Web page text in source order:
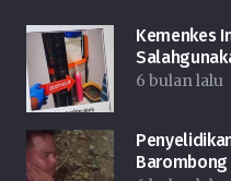
Kemenkes
6 bulan lalu